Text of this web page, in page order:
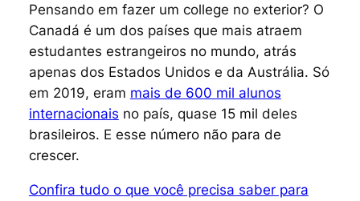
Pensando em fazer um college no exterior? O
Canadá é um dos países que mais atraem
estudantes estrangeiros no mundo, atrás
apenas dos Estados Unidos e da Austrália. Só
em 2019, eram mais de 600 mil alunos
internacionais no país, quase 15 mil deles
brasileiros. E esse número não para de
crescer.
Confira tudo o que você precisa saber para